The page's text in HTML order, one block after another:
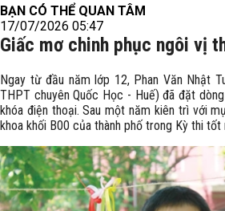
BẠN CÓ THỂ QUAN TÂM
17/07/2026 05:47
Giấc mơ chinh phục ngôi vị
Ngay từ đầu năm lớp 12, Phan Văn Nhật
THPT chuyên Quốc Học - Huế) đã đặt
khóa điện thoại. Sau một năm kiên trì với
khoa khối B00 của thành phố trong Kỳ thi